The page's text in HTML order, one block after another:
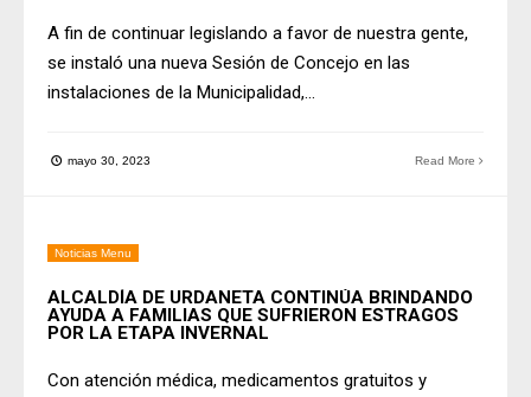
A fin de continuar legislando a favor de nuestra gente,
se instaló una nueva Sesión de Concejo en las
instalaciones de la Municipalidad,...
mayo 30, 2023 Read More
Noticias Menu
ALCALDÍA DE URDANETA CONTINÚA BRINDANDO
AYUDA A FAMILIAS QUE SUFRIERON ESTRAGOS
POR LA ETAPA INVERNAL
Con atención médica, medicamentos gratuitos y